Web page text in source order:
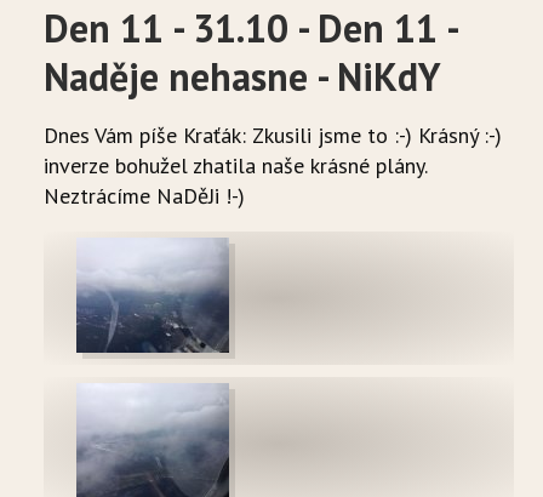
Den 11 - 31.10 - Den 11 -
Naděje nehasne - NiKdY
Dnes Vám píše Kraťák: Zkusili jsme to :-) Krásný :-)
inverze bohužel zhatila naše krásné plány.
Neztrácíme NaDěJi !-)